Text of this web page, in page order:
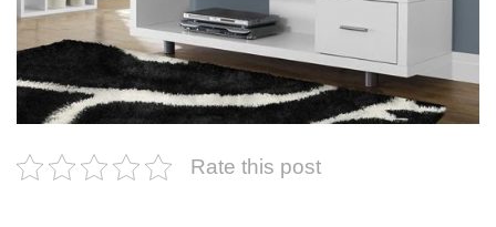
Rate this post